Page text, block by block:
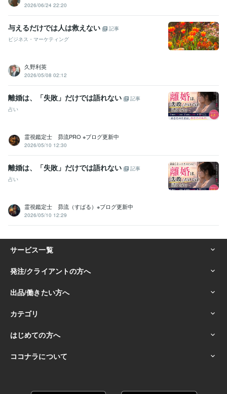
2026/06/24 22:20
与えるだけでは人は救えない
記事
ビジネス・マーケティング
久野利英
2026/05/08 02:12
離婚は、「失敗」だけでは語れない
記事
占い
霊視鑑定士 昴流PRO ※ブログ更新中
2026/05/10 12:30
離婚は、「失敗」だけでは語れない
記事
占い
霊視鑑定士 昴流（すばる）※ブログ更新中
2026/05/10 12:29